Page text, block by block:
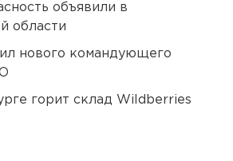
объявили в
области
нового командующего
горит склад Wildberries